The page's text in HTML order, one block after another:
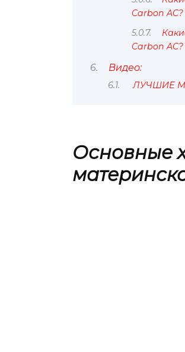
Carbon AC?
Carbon AC?
Видео:
ЛУЧШИЕ
Основные